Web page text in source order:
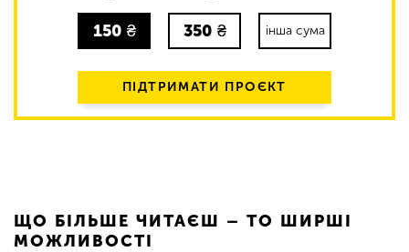
150 ₴ 350 ₴ інша сума
ПІДТРИМАТИ ПРОЄКТ
ЩО БІЛЬШЕ ЧИТАЄШ – ТО ШИРШІ
МОЖЛИВОСТІ